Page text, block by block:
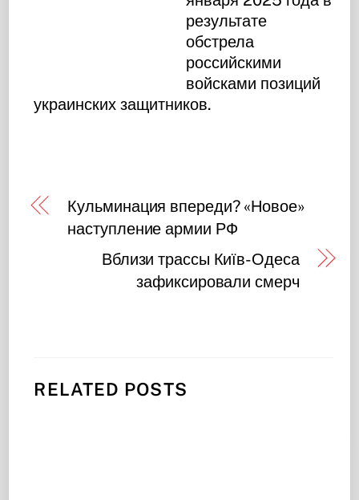
результате
обстрела
российскими
войсками позиций
украинских защитников.
Кульминация впереди? «Новое»
наступление армии РФ
Вблизи трассы Київ-Одеса
зафиксировали смерч
RELATED POSTS